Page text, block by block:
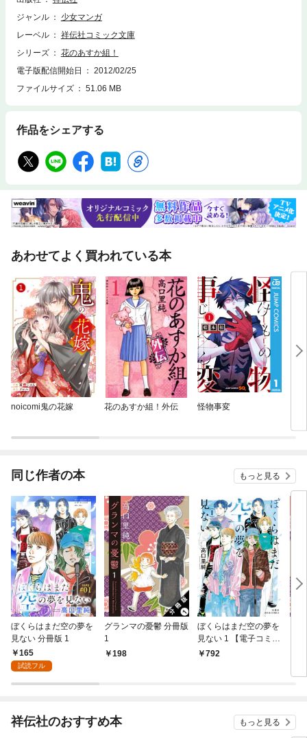
ジャンル
少女マンガ
レーベル
祥伝社コミック文庫
シリーズ
花のあすか組！
電子版配信開始日
2012/02/25
ファイルサイズ
51.06 MB
作品をシェアする
あわせてよく買われている本
noicomi鬼の花嫁 花のあすか組！外伝 怪物事変
同じ作者の本 もっと見る
ぼくらはまだ空の夢を
見ない 分冊版 1
165
試読フル
グランマの憂鬱 分冊版
1
198
ぼくらはまだ空の夢を
見ない 1 【電子コミッ
ク限定特典付き】
792
祥伝社のおすすめ本 もっと見る